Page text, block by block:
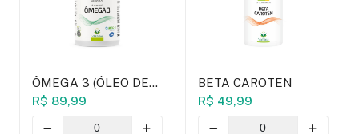
ÔMEGA 3 (ÓLEO DE
PEIXE) 1G - 60
CÁPSULAS (VITAL
NATUS)
R$ 89,99
BETA CAROTEN
R$ 49,99